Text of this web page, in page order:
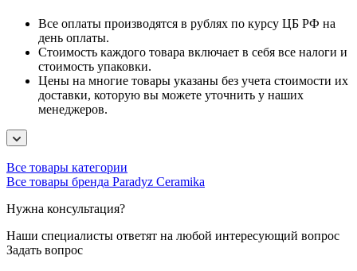
Все оплаты производятся в рублях по курсу ЦБ РФ на
день оплаты.
Стоимость каждого товара включает в себя все налоги и
стоимость упаковки.
Цены на многие товары указаны без учета стоимости их
доставки, которую вы можете уточнить у наших
менеджеров.
Все товары категории
Все товары бренда Paradyz Ceramika
Нужна консультация?
Наши специалисты ответят на любой интересующий вопрос
Задать вопрос